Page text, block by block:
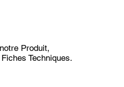
Produit,
Techniques.